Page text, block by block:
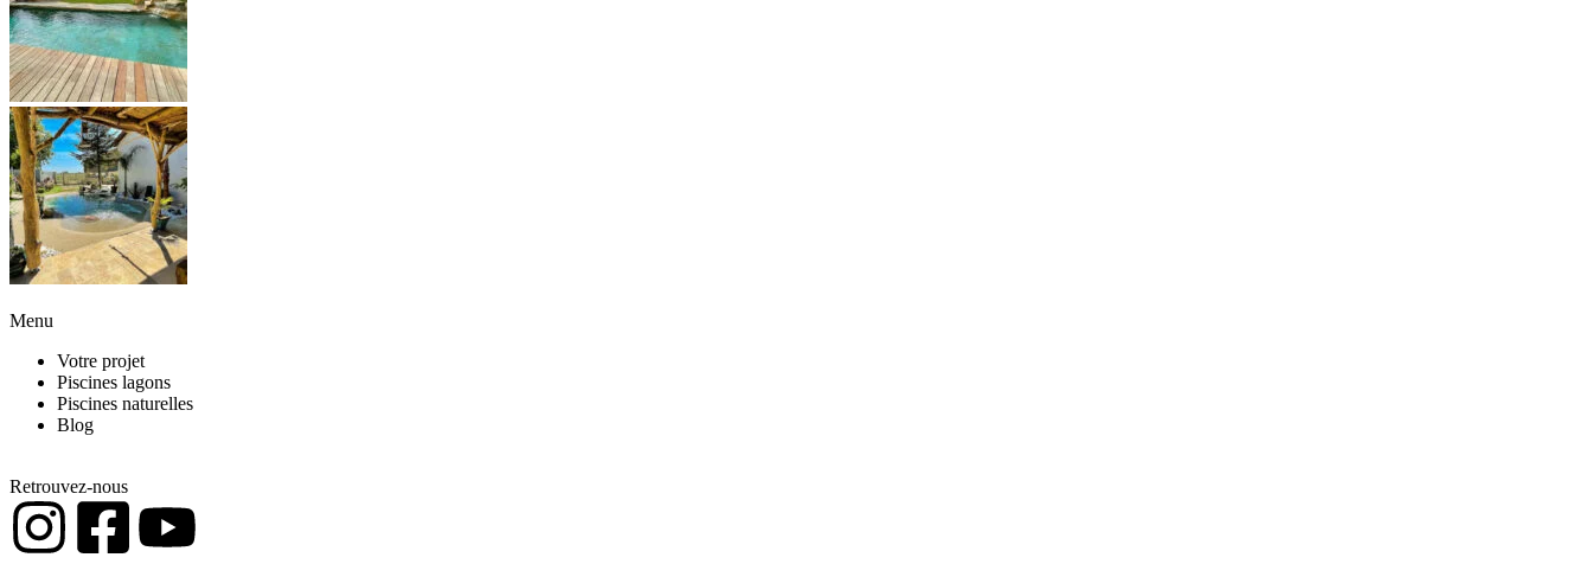
Menu
Votre projet
Piscines lagons
Piscines naturelles
Blog
Retrouvez-nous